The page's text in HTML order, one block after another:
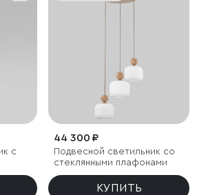
с
44 300 ₽
Подвесной светильник со
стеклянными плафонами
КУПИТЬ